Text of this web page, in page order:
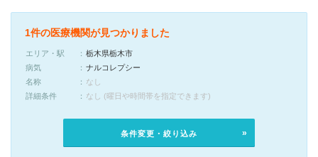
1件の医療機関が見つかりました
エリア・駅
栃木県栃木市
病気
ナルコレプシー
名称
なし
詳細条件
なし (曜日や時間帯を指定できます)
条件変更・絞り込み